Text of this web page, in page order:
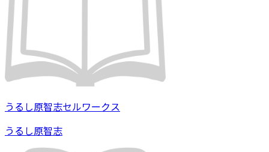
うるし原智志セルワークス
うるし原智志